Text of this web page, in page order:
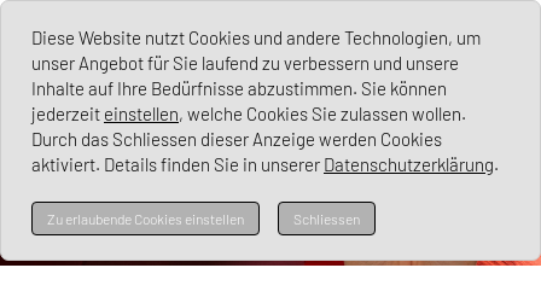
Vulvodynie
Diese Website nutzt Cookies und andere Technologien, um
unser Angebot für Sie laufend zu verbessern und unsere
Inhalte auf Ihre Bedürfnisse abzustimmen. Sie können
jederzeit einstellen, welche Cookies Sie zulassen wollen.
Durch das Schliessen dieser Anzeige werden Cookies
aktiviert. Details finden Sie in unserer Datenschutzerklärung.
Zu erlaubende Cookies einstellen Schliessen